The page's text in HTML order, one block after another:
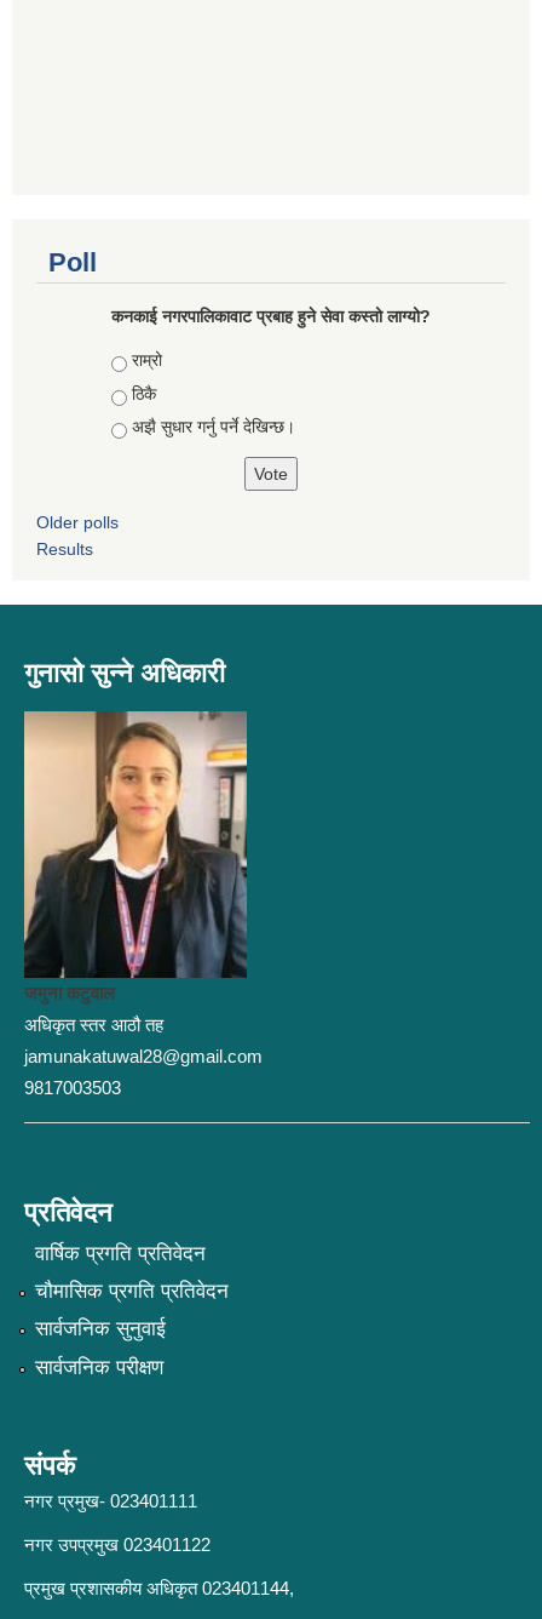
Poll
कनकाई नगरपालिकावाट प्रबाह हुने सेवा कस्तो लाग्यो?
Choices
राम्रो
ठिकै
अझै सुधार गर्नु पर्ने देखिन्छ।
Older polls
Results
गुनासो सुन्ने अधिकारी
जमुना कटुवाल
अधिकृत स्तर आठौ तह
jamunakatuwal28@gmail.com
9817003503
प्रतिवेदन
वार्षिक प्रगति प्रतिवेदन
चौमासिक प्रगति प्रतिवेदन
सार्वजनिक सुनुवाई
सार्वजनिक परीक्षण
संपर्क
नगर प्रमुख- 023401111
नगर उपप्रमुख 023401122
प्रमुख प्रशासकीय अधिकृत 023401144,